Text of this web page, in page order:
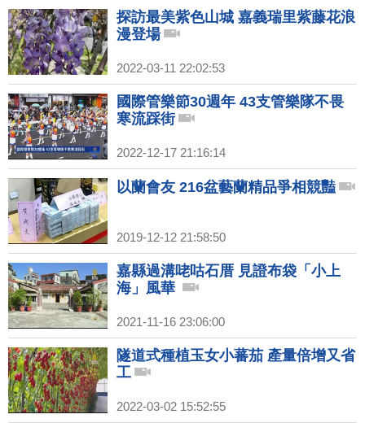
探訪最美紫色山城 嘉義瑞里紫藤花浪
漫登場
2022-03-11 22:02:53
國際管樂節30週年 43支管樂隊不畏
寒流踩街
2022-12-17 21:16:14
以蘭會友 216盆藝蘭精品爭相競豔
2019-12-12 21:58:50
嘉縣過溝咾咕石厝 見證布袋「小上
海」風華
2021-11-16 23:06:00
隧道式種植玉女小蕃茄 產量倍增又省
工
2022-03-02 15:52:55